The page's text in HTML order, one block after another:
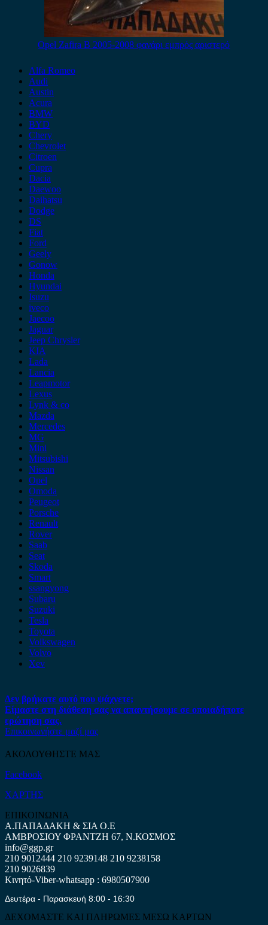
Opel Zafira B 2005-2008 φανάρι εμπρός αριστερό
Alfa Romeo
Audi
Austin
Acura
BMW
BYD
Chery
Chevrolet
Citroen
Cupra
Dacia
Daewoo
Daihatsu
Dodge
DS
Fiat
Ford
Geely
Gonow
Honda
Hyundai
Isuzu
iveco
Jaecoo
Jaguar
Jeep Chrysler
KIA
Lada
Lancia
Leapmotor
Lexus
Lynk & co
Mazda
Mercedes
MG
Mini
Mitsubishi
Nissan
Opel
Omoda
Peugeot
Porsche
Renault
Rover
Saab
Seat
Skoda
Smart
ssangyong
Subaru
Suzuki
Tesla
Toyota
Volkswagen
Volvo
Xev
Δεν βρήκατε αυτό που ψάχνετε;
Είμαστε στη διάθεση σας να απαντήσουμε σε οποιαδήποτε
ερώτηση σας.
Επικοινωνήστε μαζί μας
ΑΚΟΛΟΥΘΗΣΤΕ ΜΑΣ
Facebook
ΧΑΡΤΗΣ
ΕΠΙΚΟΙΝΩΝΙΑ
Α.ΠΑΠΑΔΑΚΗ & ΣΙΑ Ο.Ε
ΑΜΒΡΟΣΙΟΥ ΦΡΑΝΤΖΗ 67, Ν.ΚΟΣΜΟΣ
info@ggp.gr
210 9012444 210 9239148 210 9238158
210 9026839
Κινητό-Viber-whatsapp : 6980507900
Δευτέρα - Παρασκευή 8:00 - 16:30
ΔΕΧΟΜΑΣΤΕ ΚΑΙ ΠΛΗΡΩΜΕΣ ΜΕΣΩ ΚΑΡΤΩΝ